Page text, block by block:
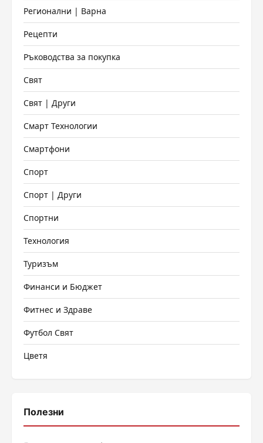
Регионални | Варна
Рецепти
Ръководства за покупка
Свят
Свят | Други
Смарт Технологии
Смартфони
Спорт
Спорт | Други
Спортни
Технология
Туризъм
Финанси и Бюджет
Фитнес и Здраве
Футбол Свят
Цветя
Полезни